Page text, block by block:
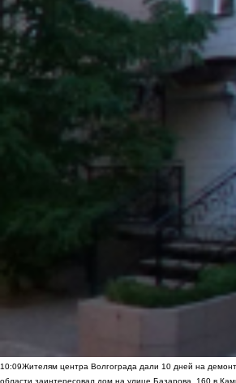
10:09Жителям центра Волгограда дали 10 дней на
области заинтересовал дом на улице Базарова, 160 в